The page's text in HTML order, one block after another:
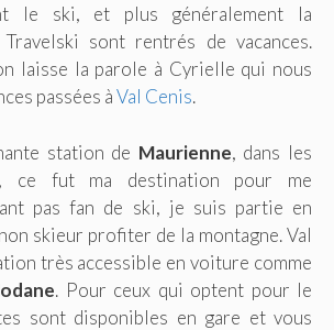
le ski, et plus généralement la
Travelski sont rentrés de vacances.
laisse la parole à Cyrielle qui nous
passées àVal Cenis.
station de Maurienne, dans les
ce fut ma destination pour me
pas fan de ski, je suis partie en
skieur profiter de la montagne. Val
très accessible en voiture comme
. Pour ceux qui optent pour le
sont disponibles en gare et vous